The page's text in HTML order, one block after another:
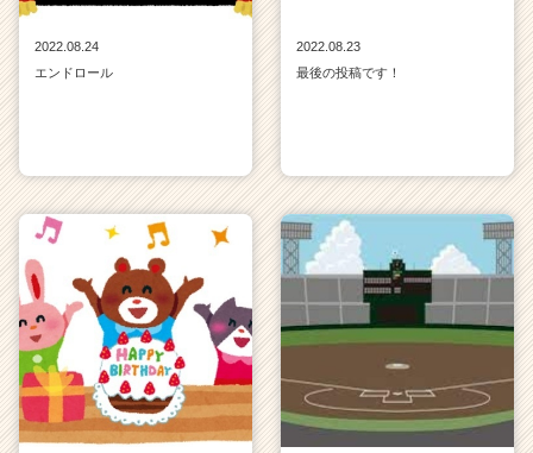
2022.08.24
エンドロール
2022.08.23
最後の投稿です！